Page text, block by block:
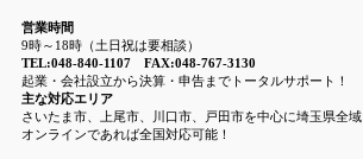
営業時間
9時～18時（土日祝は要相談）
TEL:048-840-1107 FAX:048-767-3130
起業・会社設立から決算・申告までトータルサポート！
主な対応エリア
さいたま市、上尾市、川口市、戸田市を中心に埼玉県全域
オンラインであれば全国対応可能！